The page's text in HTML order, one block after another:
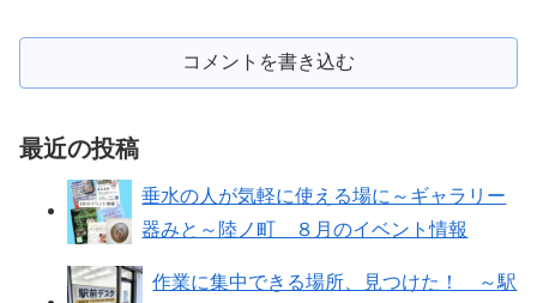
コメントを書き込む
最近の投稿
垂水の人が気軽に使える場に～ギャラリー
器みと～陸ノ町 ８月のイベント情報
作業に集中できる場所、見つけた！ ～駅